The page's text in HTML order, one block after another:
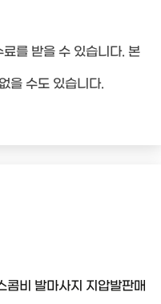
를 받을 수 있습니다. 본
을 수도 있습니다.
콤비 발마사지 지압발판매